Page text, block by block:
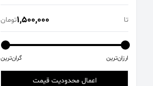
تا 1,500,000تومان
ارزان‌ترین گران‌ترین
اعمال محدودیت قیمت